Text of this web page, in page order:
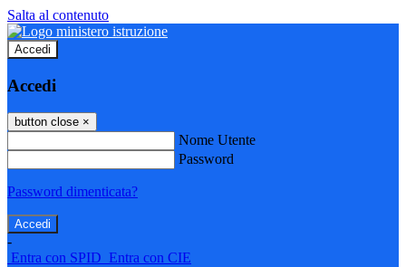
Salta al contenuto
Accedi
Accedi
button close ×
Nome Utente
Password
Password dimenticata?
-
Entra con SPID Entra con CIE